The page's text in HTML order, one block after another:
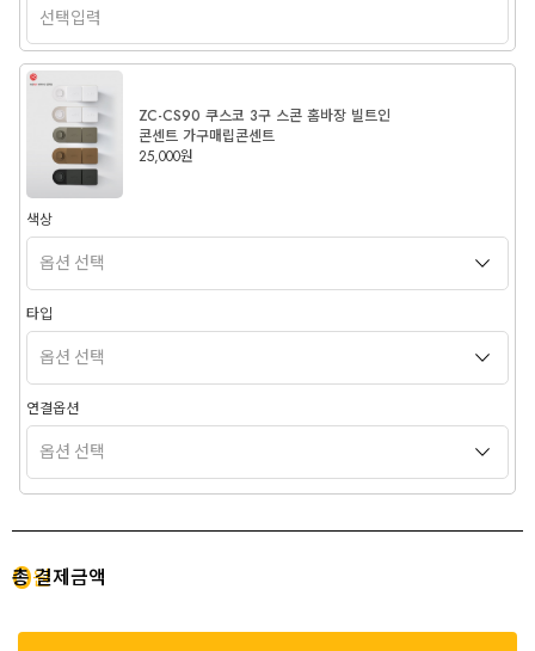
ZC-CS90 쿠스코 3구 스콘 홈바장 빌트인
콘센트 가구매립콘센트
25,000원
색상
타입
연결옵션
총 결제금액
0원